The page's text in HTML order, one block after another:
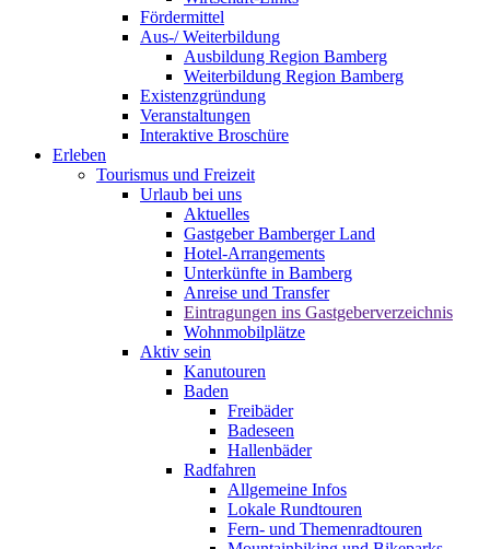
Fördermittel
Aus-/ Weiterbildung
Ausbildung Region Bamberg
Weiterbildung Region Bamberg
Existenzgründung
Veranstaltungen
Interaktive Broschüre
Erleben
Tourismus und Freizeit
Urlaub bei uns
Aktuelles
Gastgeber Bamberger Land
Hotel-Arrangements
Unterkünfte in Bamberg
Anreise und Transfer
Eintragungen ins Gastgeberverzeichnis
Wohnmobilplätze
Aktiv sein
Kanutouren
Baden
Freibäder
Badeseen
Hallenbäder
Radfahren
Allgemeine Infos
Lokale Rundtouren
Fern- und Themenradtouren